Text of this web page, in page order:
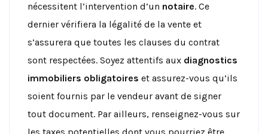
nécessitent l’intervention d’un notaire. Ce
dernier vérifiera la légalité de la vente et
s’assurera que toutes les clauses du contrat
sont respectées. Soyez attentifs aux diagnostics
immobiliers obligatoires et assurez-vous qu’ils
soient fournis par le vendeur avant de signer
tout document. Par ailleurs, renseignez-vous sur